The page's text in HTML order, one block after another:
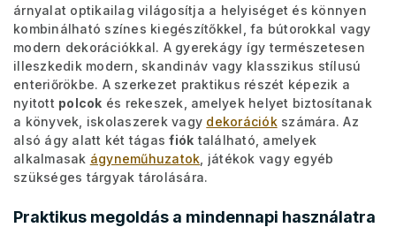
árnyalat optikailag világosítja a helyiséget és könnyen
kombinálható színes kiegészítőkkel, fa bútorokkal vagy
modern dekorációkkal. A gyerekágy így természetesen
illeszkedik modern, skandináv vagy klasszikus stílusú
enteriőrökbe. A szerkezet praktikus részét képezik a
nyitott polcok és rekeszek, amelyek helyet biztosítanak
a könyvek, iskolaszerek vagy dekorációkszámára. Az
alsó ágy alatt két tágasfiók található, amelyek
alkalmasak ágyneműhuzatok , játékok vagy egyéb
szükséges tárgyak tárolására.
Praktikus megoldás a mindennapi használatra